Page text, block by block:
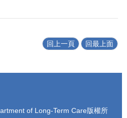
回上一頁 回最上面
of Long-Term Care版權所